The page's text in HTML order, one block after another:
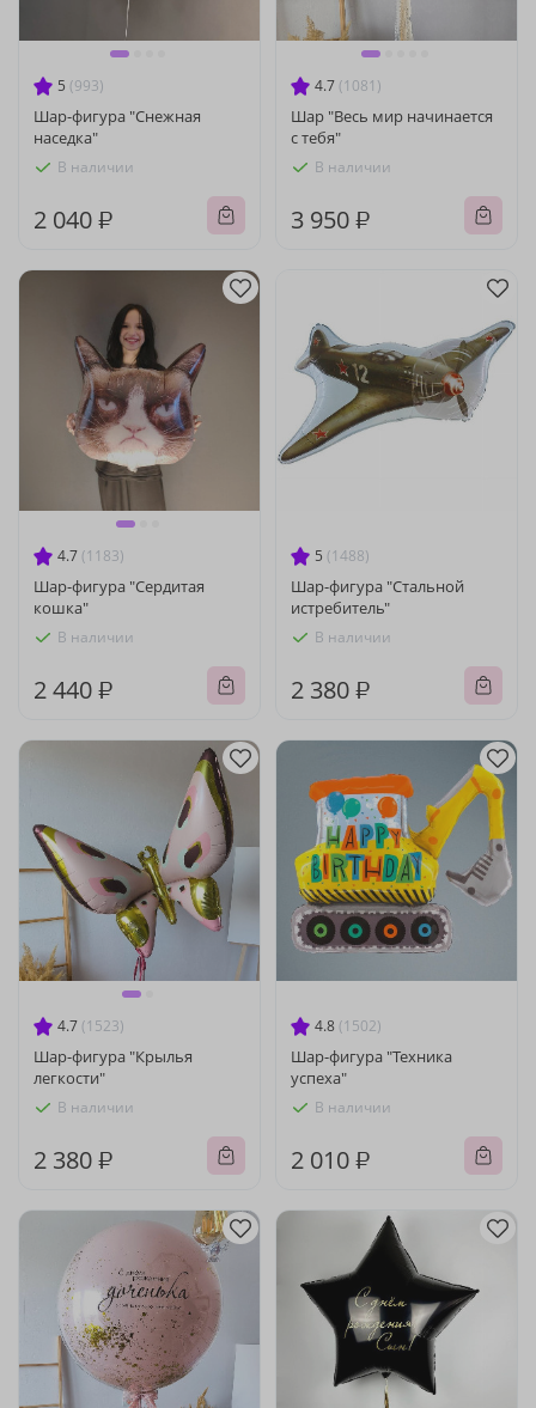
5 (993)
Шар-фигура "Снежная
наседка"
В наличии
2 040 ₽
4.7 (1081)
Шар "Весь мир начинается
с тебя"
В наличии
3 950 ₽
4.7 (1183)
Шар-фигура "Сердитая
кошка"
В наличии
2 440 ₽
5 (1488)
Шар-фигура "Стальной
истребитель"
В наличии
2 380 ₽
4.7 (1523)
Шар-фигура "Крылья
легкости"
В наличии
2 380 ₽
4.8 (1502)
Шар-фигура "Техника
успеха"
В наличии
2 010 ₽